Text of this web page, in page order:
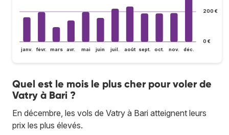
0 €
200 €
janv. févr. mars avr. mai juin juil. août sept. oct. nov. déc.
Quel est le mois le plus cher pour voler de
Vatry à Bari ?
En décembre, les vols de Vatry à Bari atteignent leurs
prix les plus élevés.